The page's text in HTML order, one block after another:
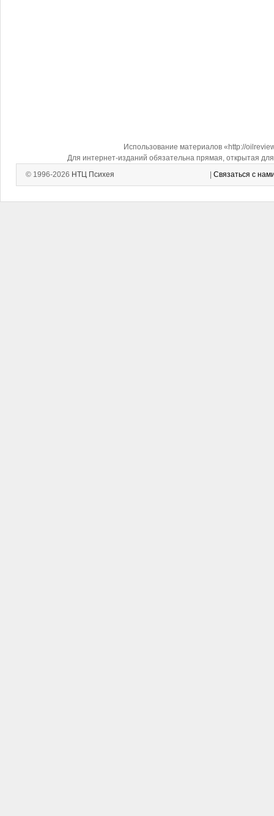
Использование материалов «http://
Для интернет-изданий обязательна прямая, открытая
© 1996-2026 НТЦ Психея Связаться с